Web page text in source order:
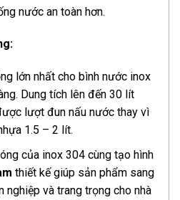
nước an toàn hơn.
lớn nhất cho bình nước inox
Dung tích lên đến 30 lít
lượt đun nấu nước thay vì
1.5 – 2 lít.
của inox 304 cùng tạo hình
thiết kế giúp sản phẩm sang
nghiệp và trang trọng cho nhà